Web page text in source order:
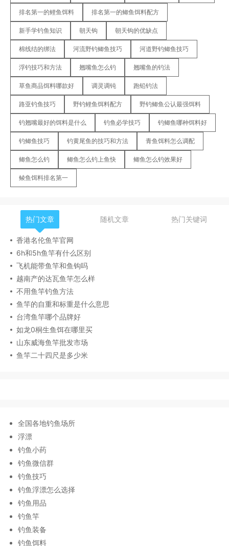
排名第一的鲤鱼饵料 排名第一的鲫鱼饵料配方
新手学钓鱼知识 朝天钩 朝天钩的优缺点
棉线结的绑法 河流野钓鲫鱼技巧 河道野钓鲫鱼技巧
浮钓技巧和方法 翘嘴鱼怎么钓 翘嘴鱼的钓法
草鱼商品饵料哪款好 调灵调钝 跑铅钓法
路亚钓鱼技巧 野钓鲤鱼饵料配方 野钓鲫鱼公认最强饵料
钓翘嘴最好的饵料是什么 钓鱼必学技巧 钓鲫鱼哪种饵料好
钓鲫鱼技巧 钓黄尾鱼的技巧和方法 青鱼饵料怎么调配
鲫鱼怎么钓 鲫鱼怎么钓上鱼快 鲫鱼怎么钓效果好
鲮鱼饵料排名第一
热门文章 随机文章 热门关键词
香港名伦鱼竿官网
6h和5h鱼竿有什么区别
飞机能带鱼竿和鱼钩吗
越南产的达瓦鱼竿怎么样
不用鱼竿钓鱼方法
鱼竿的自重和标重是什么意思
台湾鱼竿哪个品牌好
如龙0桐生鱼饵在哪里买
山东威海鱼竿批发市场
鱼竿二十四尺是多少米
全国各地钓鱼场所
浮漂
钓鱼小药
钓鱼微信群
钓鱼技巧
钓鱼浮漂怎么选择
钓鱼用品
钓鱼竿
钓鱼装备
钓鱼饵料